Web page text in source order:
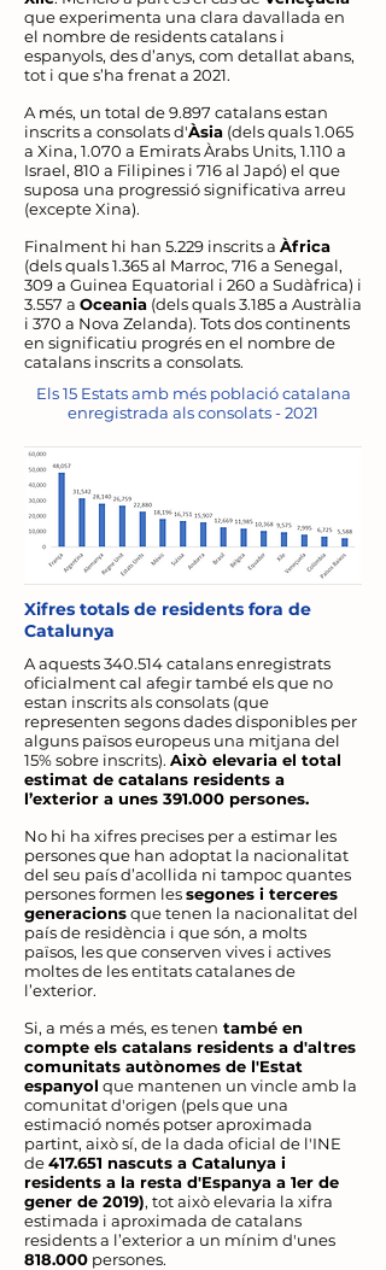
que experimenta una clara davallada en
el nombre de residents catalans i
espanyols, des d’anys, com detallat abans,
tot i que s’ha frenat a 2021.
A més, un total de 9.897 catalans estan
inscrits a consolats d'Àsia (dels quals 1.065
a Xina, 1.070 a Emirats Àrabs Units, 1.110 a
Israel, 810 a Filipines i 716 al Japó) el que
suposa una progressió significativa arreu
(excepte Xina).
Finalment hi han 5.229 inscrits a Àfrica
(dels quals 1.365 al Marroc, 716 a Senegal,
309 a Guinea Equatorial i 260 a Sudàfrica) i
3.557 a Oceania (dels quals 3.185 a Austràlia
i 370 a Nova Zelanda). Tots dos continents
en significatiu progrés en el nombre de
catalans inscrits a consolats.
Els 15 Estats amb més població catalana
enregistrada als consolats - 2021
Xifres totals de residents fora de
Catalunya
A aquests 340.514 catalans enregistrats
oficialment cal afegir també els que no
estan inscrits als consolats (que
representen segons dades disponibles per
alguns països europeus una mitjana del
15% sobre inscrits). Això elevaria el total
estimat de catalans residents a
l’exterior a unes 391.000 persones.
No hi ha xifres precises per a estimar les
persones que han adoptat la nacionalitat
del seu país d’acollida ni tampoc quantes
persones formen lessegones i terceres
generacionsque tenen la nacionalitat del
país de residència i que són, a molts
països, les que conserven vives i actives
moltes de les entitats catalanes de
l’exterior.
Si, a més a més, es tenen també en
compte els catalans residents a d'altres
comunitats autònomes de l'Estat
espanyol que mantenen un vincle amb la
comunitat d'origen (pels que una
estimació només potser aproximada
partint, això sí, de la dada oficial de l'INE
de417.651 nascuts a Catalunya i
residents a la resta d'Espanya a 1er de
gener de 2019), tot això elevaria la xifra
estimada i aproximada de catalans
residents a l’exterior a un mínim d'unes
818.000 persones.